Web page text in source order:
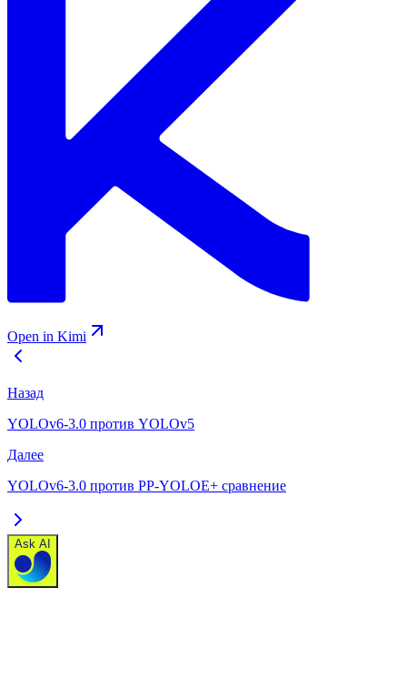
Open in Kimi
Назад
YOLOv6-3.0 против YOLOv5
Далее
YOLOv6-3.0 против PP-YOLOE+ сравнение
Ask AI